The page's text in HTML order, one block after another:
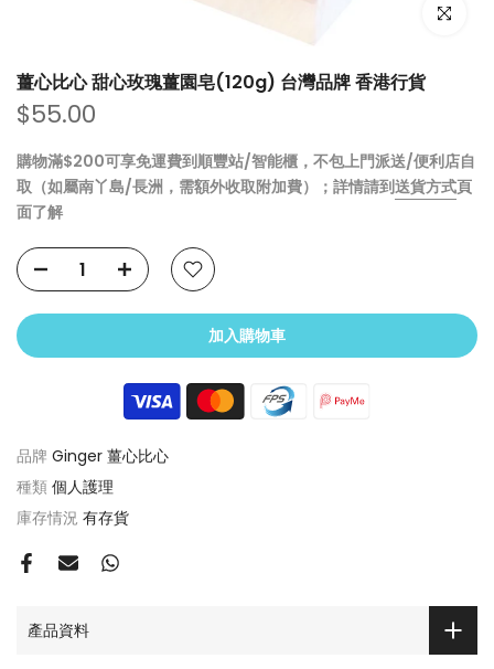
點擊放大
薑心比心 甜心玫瑰薑園皂(120g) 台灣品牌 香港行貨
$55.00
購物滿$200可享免運費到順豐站/智能櫃，不包上門派送/便利店自
取（如屬南丫島/長洲，需額外收取附加費）；詳情請到送貨方式頁
面了解
加入購物車
品牌 Ginger 薑心比心
種類 個人護理
庫存情況 有存貨
產品資料